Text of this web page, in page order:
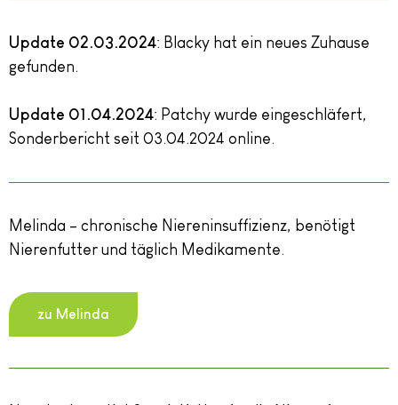
Update 02.03.2024: Blacky hat ein neues Zuhause
gefunden.
Update 01.04.2024: Patchy wurde eingeschläfert,
Sonderbericht seit 03.04.2024 online.
Melinda – chronische Niereninsuffizienz, benötigt
Nierenfutter und täglich Medikamente.
zu Melinda